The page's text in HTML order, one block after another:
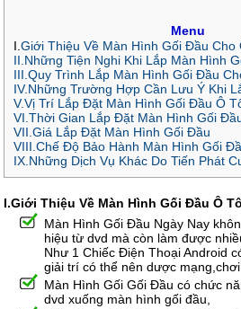
Menu
I.Giới Thiệu Về Màn Hình Gối Đầu Cho
II.Những Tiện Nghi Khi Lắp Màn Hình
III.Quy Trình Lắp Màn Hình Gối Đầu
IV.Những Trường Hợp Cần Lưu Ý Khi
V.Vị Trí Lắp Đặt Màn Hình Gối Đầu Ô
VI.Thời Gian Lắp Đặt Màn Hình Gối
VII.Giá Lắp Đặt Màn Hình Gối Đầu
VIII.Chế Độ Bảo Hành Màn Hình Gối
IX.Những Dịch Vụ Khác Do Tiến Phát
I.Giới Thiệu Về Màn Hình Gối Đầu Ô
Màn Hình Gối Đầu Ngày Nay
hiệu từ dvd mà còn làm được
Như 1 Chiếc Điện Thoại Android
giải trí có thể nên dược
Màn Hình Gối Gối Đầu có chức
dvd xuống màn hình gối đầu,